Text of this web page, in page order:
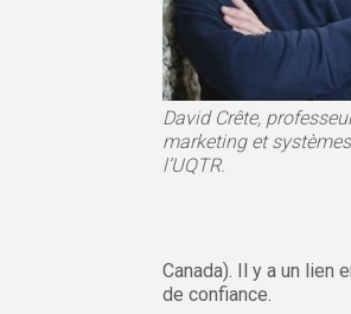
David Crête,
marketing et
l’UQTR.
Canada). Il y a un lien
de confiance.